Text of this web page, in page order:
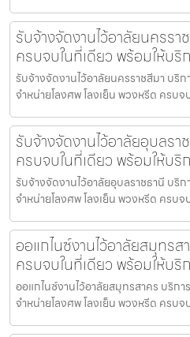
รับจ้างจัดงานไว้อาลัยนครร
ครบจบในที่เดียว พร้อมให้บริ
รับจ้างจัดงานไว้อาลัยนครราชสีมา บ
จำหน่ายโลงศพ โลงเย็น พวงหรีด ครบจ
รับจ้างจัดงานไว้อาลัยอุบลร
ครบจบในที่เดียว พร้อมให้บริ
รับจ้างจัดงานไว้อาลัยอุบลราชธานี บ
จำหน่ายโลงศพ โลงเย็น พวงหรีด ครบจ
ออแกไนซ์งานไว้อาลัยสมุทร
ครบจบในที่เดียว พร้อมให้บริ
ออแกไนซ์งานไว้อาลัยสมุทรสาคร บริ
จำหน่ายโลงศพ โลงเย็น พวงหรีด ครบจ